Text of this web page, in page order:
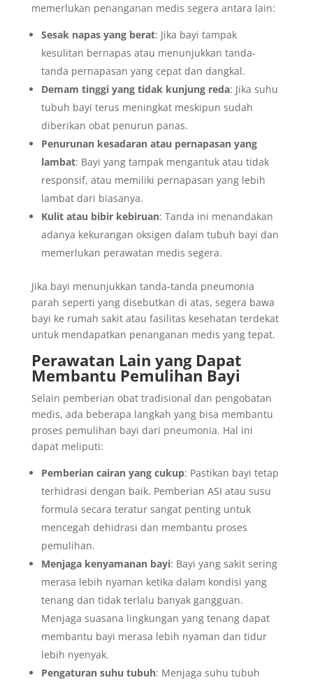
memerlukan penanganan medis segera antara lain:
Sesak napas yang berat: Jika bayi tampak
kesulitan bernapas atau menunjukkan tanda-
tanda pernapasan yang cepat dan dangkal.
Demam tinggi yang tidak kunjung reda: Jika suhu
tubuh bayi terus meningkat meskipun sudah
diberikan obat penurun panas.
Penurunan kesadaran atau pernapasan yang
lambat: Bayi yang tampak mengantuk atau tidak
responsif, atau memiliki pernapasan yang lebih
lambat dari biasanya.
Kulit atau bibir kebiruan: Tanda ini menandakan
adanya kekurangan oksigen dalam tubuh bayi dan
memerlukan perawatan medis segera.
Jika bayi menunjukkan tanda-tanda pneumonia
parah seperti yang disebutkan di atas, segera bawa
bayi ke rumah sakit atau fasilitas kesehatan terdekat
untuk mendapatkan penanganan medis yang tepat.
Perawatan Lain yang Dapat
Membantu Pemulihan Bayi
Selain pemberian obat tradisional dan pengobatan
medis, ada beberapa langkah yang bisa membantu
proses pemulihan bayi dari pneumonia. Hal ini
dapat meliputi:
Pemberian cairan yang cukup: Pastikan bayi tetap
terhidrasi dengan baik. Pemberian ASI atau susu
formula secara teratur sangat penting untuk
mencegah dehidrasi dan membantu proses
pemulihan.
Menjaga kenyamanan bayi: Bayi yang sakit sering
merasa lebih nyaman ketika dalam kondisi yang
tenang dan tidak terlalu banyak gangguan.
Menjaga suasana lingkungan yang tenang dapat
membantu bayi merasa lebih nyaman dan tidur
lebih nyenyak.
Pengaturan suhu tubuh: Menjaga suhu tubuh